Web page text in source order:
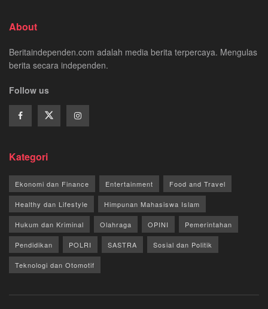
About
Beritaindependen.com adalah media berita terpercaya. Mengulas
berita secara independen.
Follow us
Kategori
Ekonomi dan Finance Entertainment Food and Travel
Healthy dan Lifestyle Himpunan Mahasiswa Islam
Hukum dan Kriminal Olahraga OPINI Pemerintahan
Pendidikan POLRI SASTRA Sosial dan Politik
Teknologi dan Otomotif